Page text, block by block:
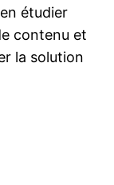
étudier
contenu et
la solution